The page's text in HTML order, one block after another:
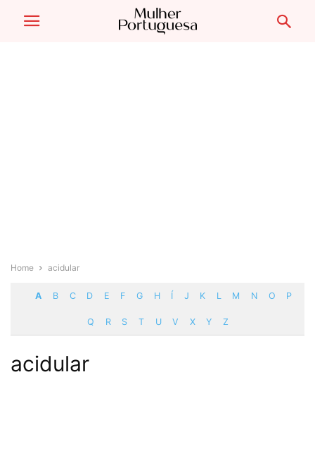
Home acidular
A B C D E F G H Í J K L M N O P
Q R S T U V X Y Z
acidular